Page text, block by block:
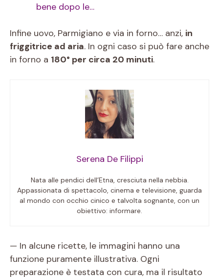
bene dopo le…
Infine uovo, Parmigiano e via in forno… anzi, in
friggitrice ad aria. In ogni caso si può fare anche
in forno a 180° per circa 20 minuti.
Serena De Filippi
Nata alle pendici dell’Etna, cresciuta nella nebbia.
Appassionata di spettacolo, cinema e televisione, guarda
al mondo con occhio cinico e talvolta sognante, con un
obiettivo: informare.
— In alcune ricette, le immagini hanno una
funzione puramente illustrativa. Ogni
preparazione è testata con cura, ma il risultato